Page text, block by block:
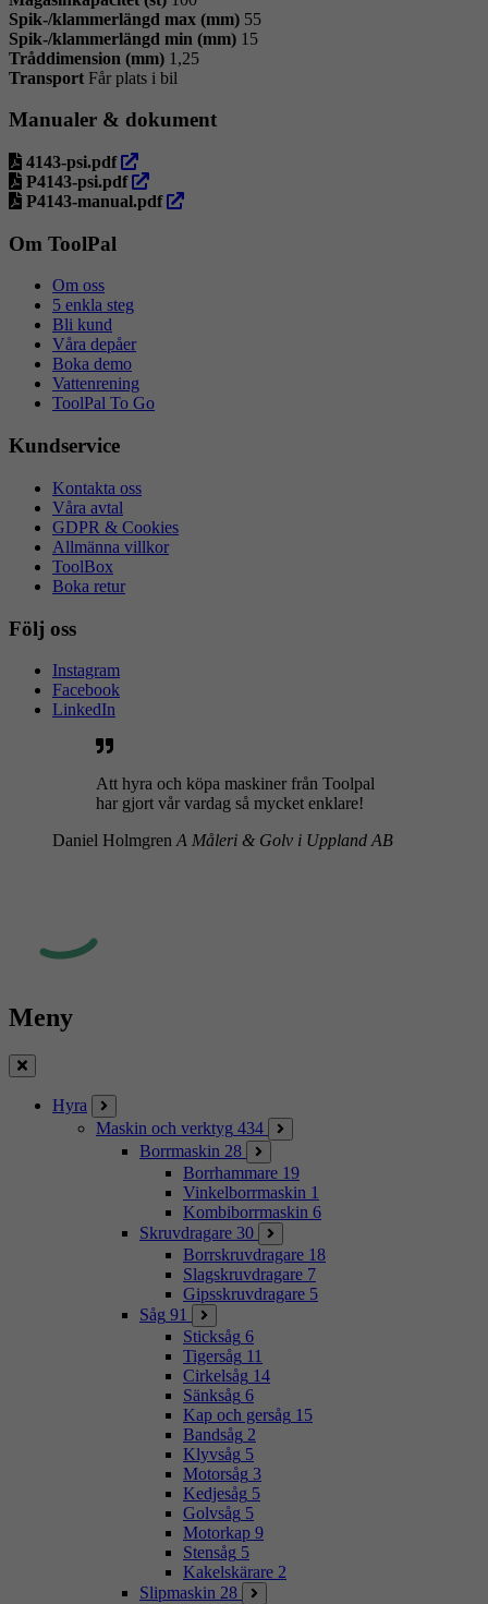
Spik-/klammerlängd max (mm) 55
Spik-/klammerlängd min (mm) 15
Tråddimension (mm) 1,25
Transport Får plats i bil
Manualer & dokument
4143-psi.pdf öppna
i
ny
P4143-psi.pdf öppna
i
P4143-manual.pdf öppna
Om ToolPal
Om oss
5 enkla steg
Bli kund
Våra depåer
Boka demo
Vattenrening
ToolPal To Go
Kundservice
Kontakta oss
Våra avtal
GDPR & Cookies
Allmänna villkor
ToolBox
Boka retur
Följ oss
Instagram
Facebook
LinkedIn
Att hyra och köpa maskiner från Toolpal
har gjort vår vardag så mycket enklare!
Daniel Holmgren A Måleri & Golv i Uppland AB
Meny
Stäng
Hyra
Maskin och verktyg 434
Borrmaskin 28
Borrhammare 19
Vinkelborrmaskin 1
Kombiborrmaskin 6
Skruvdragare 30
Borrskruvdragare 18
Slagskruvdragare 7
Gipsskruvdragare 5
Såg 91
Sticksåg 6
Tigersåg 11
Cirkelsåg 14
Sänksåg 6
Kap och gersåg 15
Bandsåg 2
Klyvsåg 5
Motorsåg 3
Kedjesåg 5
Golvsåg 5
Motorkap 9
Stensåg 5
Kakelskärare 2
Slipmaskin 28